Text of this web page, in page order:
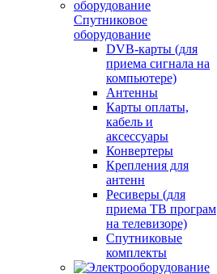
Спутниковое
оборудование
DVB-карты (для
приема сигнала на
компьютере)
Антенны
Карты оплаты,
кабель и
аксессуары
Конвертеры
Крепления для
антенн
Ресиверы (для
приема ТВ програм
на телевизоре)
Спутниковые
комплекты